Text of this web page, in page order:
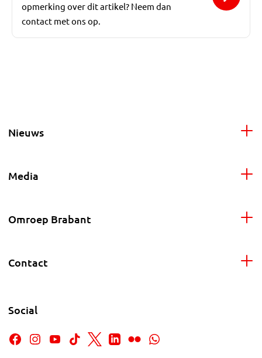
opmerking over dit artikel? Neem dan
contact met ons op.
Nieuws
Media
Omroep Brabant
Contact
Social